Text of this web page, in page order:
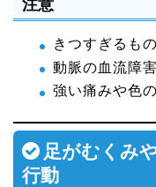
注意
きつすぎるも
動脈の血流障
強い痛みや色
足がむくみ
行動